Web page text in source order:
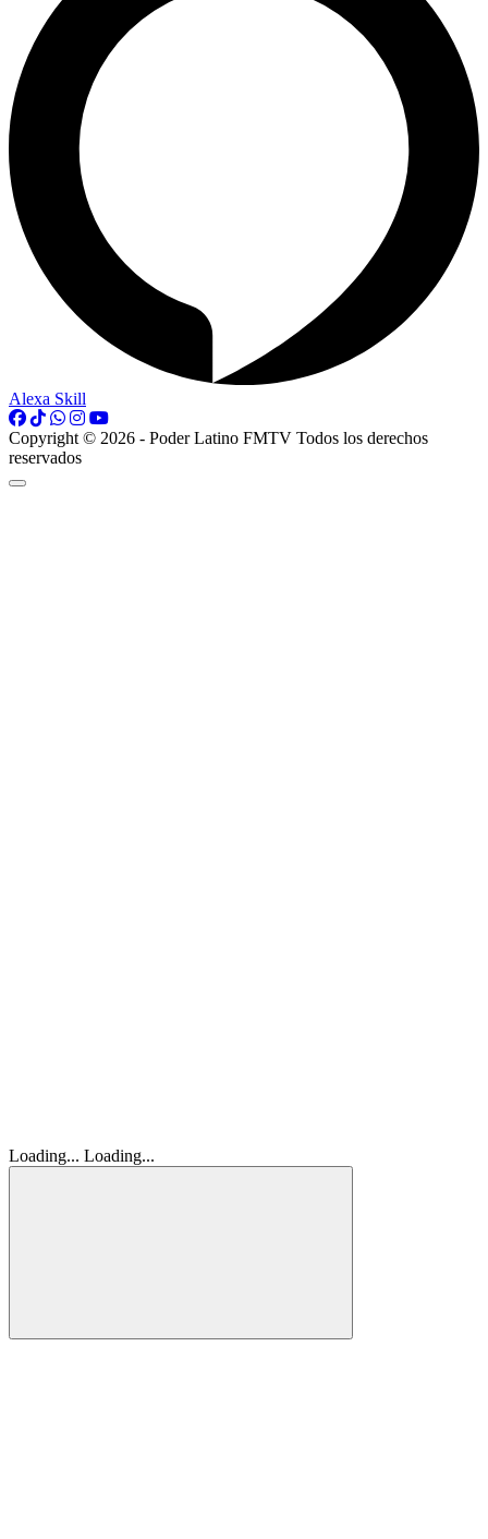
Alexa Skill
Copyright © 2026 - Poder Latino FMTV Todos los derechos
reservados
Loading... Loading...